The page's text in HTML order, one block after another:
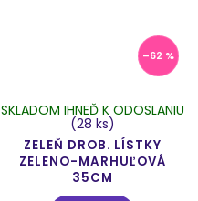
–62 %
ZELEŇ DROB. LÍSTKY
ZELENO-MARHUĽOVÁ
35CM
SKLADOM IHNEĎ K ODOSLANIU
(28 ks)